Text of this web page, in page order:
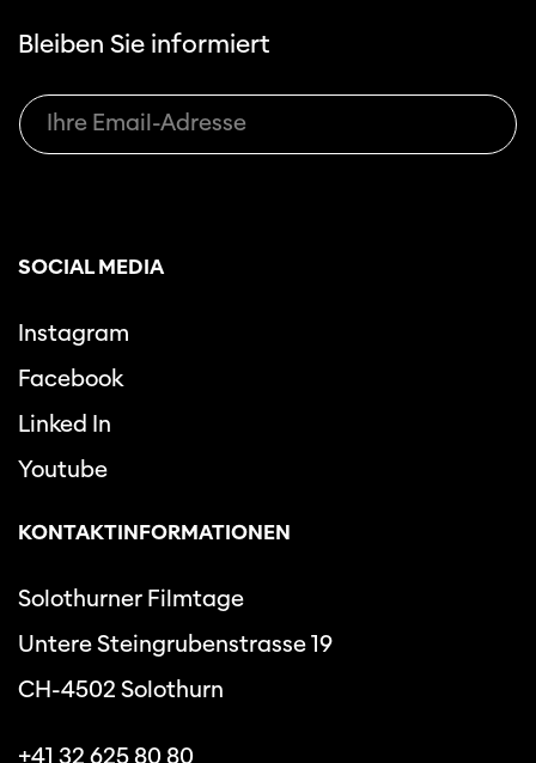
Bleiben Sie informiert
SOCIAL MEDIA
Instagram
Facebook
Linked In
Youtube
KONTAKTINFORMATIONEN
Solothurner Filmtage
Untere Steingrubenstrasse 19
CH-4502 Solothurn
+41 32 625 80 80